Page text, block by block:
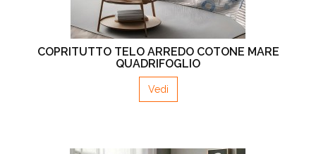
COPRITUTTO TELO ARREDO COTONE MARE
QUADRIFOGLIO
Vedi